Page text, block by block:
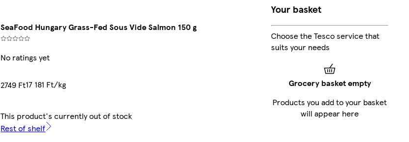
SeaFood Hungary Grass-Fed Sous Vide Salmon 150 g
No ratings yet
2749 Ft17 181 Ft/kg
This product's currently out of stock
Rest of shelf
Your basket
Choose the Tesco service that
suits your needs
Grocery basket empty
Products you add to your basket
will appear here